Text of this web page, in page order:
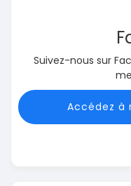
Suivez-nous sur
Accédez à